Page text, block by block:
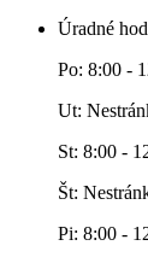
Úradné
Po: 8:00 -
Ut:
St: 8:00 -
Št:
Pi: 8:00 -